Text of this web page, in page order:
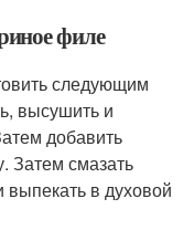
филе
следующим
высушить и
добавить
Затем смазать
в духовой